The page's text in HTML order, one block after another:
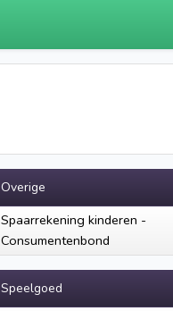
Overige
Spaarrekening kinderen -
Consumentenbond
Speelgoed